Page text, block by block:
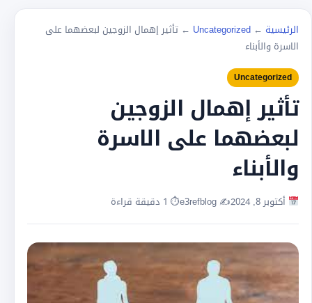
الرئيسية ←
Uncategorized
← تأثير إهمال الزوجين لبعضهما على
الاسرة والأبناء
Uncategorized
تأثير إهمال الزوجين
لبعضهما على الاسرة
والأبناء
أكتوبر 8, 2024 ✍️ e3refblog ⏱ 1 دقيقة قراءة